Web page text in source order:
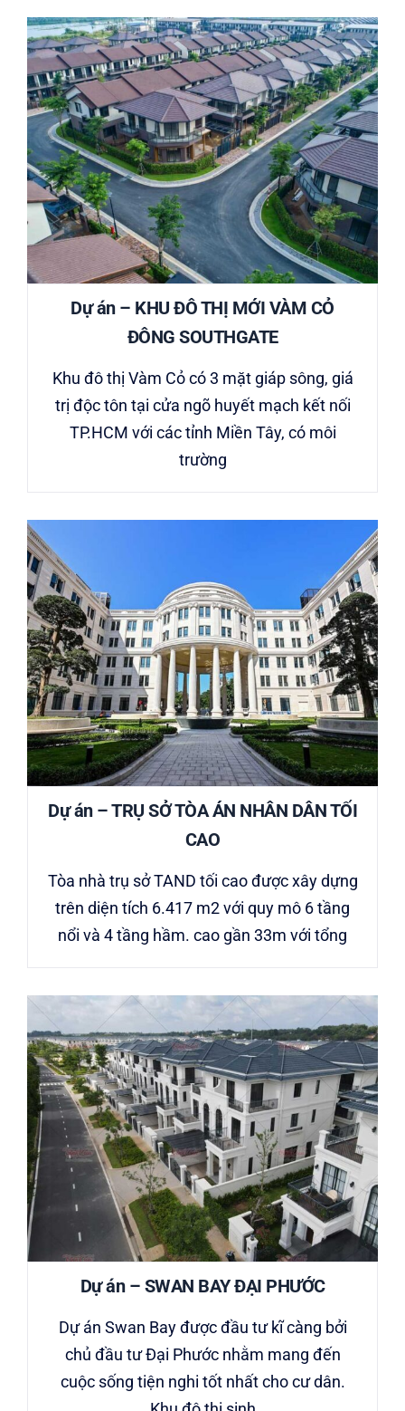
Dự án – KHU ĐÔ THỊ MỚI VÀM CỎ
ĐÔNG SOUTHGATE
Khu đô thị Vàm Cỏ có 3 mặt giáp sông, giá
trị độc tôn tại cửa ngõ huyết mạch kết nối
TP.HCM với các tỉnh Miền Tây, có môi
trường
Dự án – TRỤ SỞ TÒA ÁN NHÂN DÂN TỐI
CAO
Tòa nhà trụ sở TAND tối cao được xây dựng
trên diện tích 6.417 m2 với quy mô 6 tầng
nổi và 4 tầng hầm. cao gần 33m với tổng
Dự án – SWAN BAY ĐẠI PHƯỚC
Dự án Swan Bay được đầu tư kĩ càng bởi
chủ đầu tư Đại Phước nhằm mang đến
cuộc sống tiện nghi tốt nhất cho cư dân.